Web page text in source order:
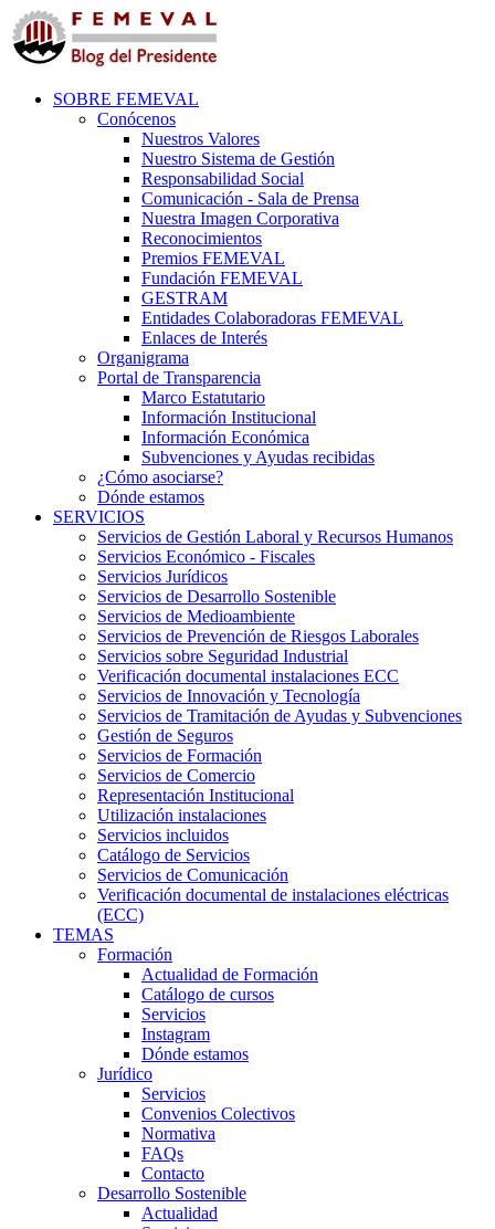
SOBRE FEMEVAL
Conócenos
Nuestros Valores
Nuestro Sistema de Gestión
Responsabilidad Social
Comunicación - Sala de Prensa
Nuestra Imagen Corporativa
Reconocimientos
Premios FEMEVAL
Fundación FEMEVAL
GESTRAM
Entidades Colaboradoras FEMEVAL
Enlaces de Interés
Organigrama
Portal de Transparencia
Marco Estatutario
Información Institucional
Información Económica
Subvenciones y Ayudas recibidas
¿Cómo asociarse?
Dónde estamos
SERVICIOS
Servicios de Gestión Laboral y Recursos Humanos
Servicios Económico - Fiscales
Servicios Jurídicos
Servicios de Desarrollo Sostenible
Servicios de Medioambiente
Servicios de Prevención de Riesgos Laborales
Servicios sobre Seguridad Industrial
Verificación documental instalaciones ECC
Servicios de Innovación y Tecnología
Servicios de Tramitación de Ayudas y Subvenciones
Gestión de Seguros
Servicios de Formación
Servicios de Comercio
Representación Institucional
Utilización instalaciones
Servicios incluidos
Catálogo de Servicios
Servicios de Comunicación
Verificación documental de instalaciones eléctricas
(ECC)
TEMAS
Formación
Actualidad de Formación
Catálogo de cursos
Servicios
Instagram
Dónde estamos
Jurídico
Servicios
Convenios Colectivos
Normativa
FAQs
Contacto
Desarrollo Sostenible
Actualidad